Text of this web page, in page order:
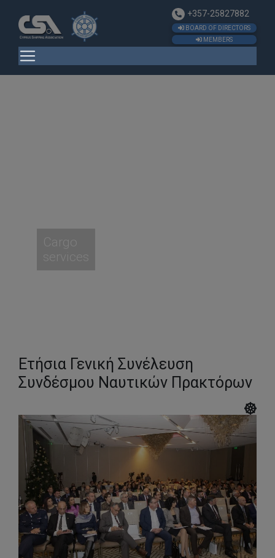
+357-25827882
BOARD OF DIRECTORS
MEMBERS
Prosperity and
growth of
Cyprus as a
Ετήσια Γενική Συνέλευση
Συνδέσμου Ναυτικών Πρακτόρων